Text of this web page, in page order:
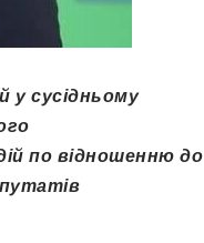
у сусідньому
по відношенню до